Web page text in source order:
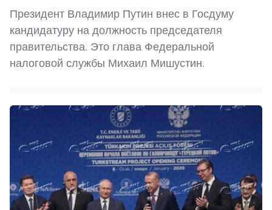
Президент Владимир Путин внес в Госдуму
кандидатуру на должность председателя
правительства. Это глава Федеральной
налоговой службы Михаил Мишустин.